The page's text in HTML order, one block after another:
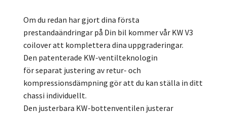
Om du redan har gjort dina första
prestandaändringar på Din bil kommer vår KW V3
coilover att komplettera dina uppgraderingar.
Den patenterade KW-ventilteknologin
för separat justering av retur- och
kompressionsdämpning gör att du kan ställa in ditt
chassi individuellt.
Den justerbara KW-bottenventilen justerar